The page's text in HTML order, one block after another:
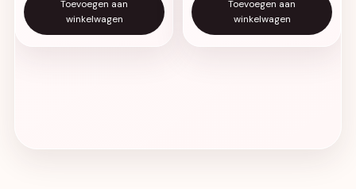
Toevoegen aan
winkelwagen
Toevoegen aan
winkelwagen